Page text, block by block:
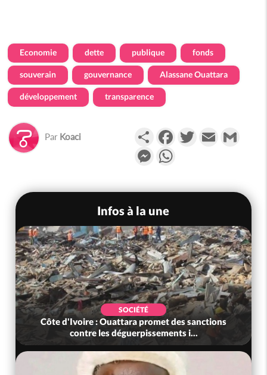
Economie dette publique fonds
souverain gouvernance Alassane Ouattara
développement transparence
Par Koaci PartagerFacebookTwitterEmail
Messenger
Infos à la une
SOCIÉTÉ
Côte d'Ivoire : Ouattara promet des sanctions
contre les déguerpissements i...